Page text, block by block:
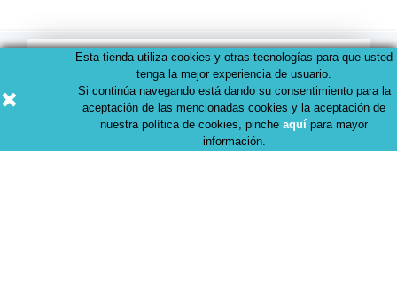
Recibe nuestras últimas noticias y
ventas especiales
Esta tienda utiliza cookies y otras tecnologías para que usted
tenga la mejor experiencia de usuario.
Si continúa navegando está dando su consentimiento para la
aceptación de las mencionadas cookies y la aceptación de
nuestra política de cookies, pinche aquí para mayor
información.